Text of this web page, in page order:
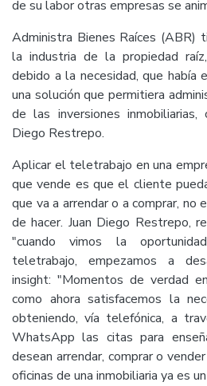
de su labor otras empresas se
Administra Bienes Raíces (ABR)
la industria de la propiedad
debido a la necesidad, que había
una solución que permitiera
de las inversiones inmobiliarias,
Diego Restrepo.
Aplicar el teletrabajo en una
que vende es que el cliente
que va a arrendar o a comprar, no
de hacer. Juan Diego Restrepo,
"cuando vimos la
teletrabajo, empezamos a
insight: "Momentos de verdad
como ahora satisfacemos la
obteniendo, vía telefónica, a
WhatsApp las citas para
desean arrendar, comprar o
oficinas de una inmobiliaria ya es